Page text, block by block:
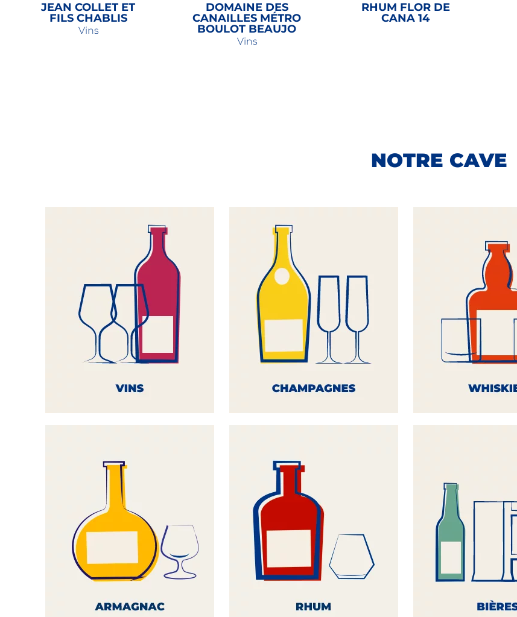
JEAN COLLET ET
FILS CHABLIS
Vins
DOMAINE DES
CANAILLES MÉTRO
BOULOT BEAUJO
Vins
RHUM FLOR DE
CANA 14
NOTRE CAVE